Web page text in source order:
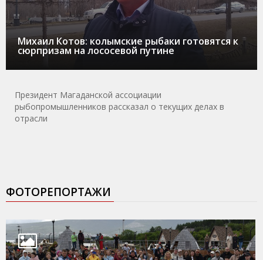
Михаил Котов: колымские рыбаки готовятся к
сюрпризам на лососевой путине
Президент Магаданской ассоциации
рыбопромышленников рассказал о текущих делах в
отрасли
ФОТОРЕПОРТАЖИ